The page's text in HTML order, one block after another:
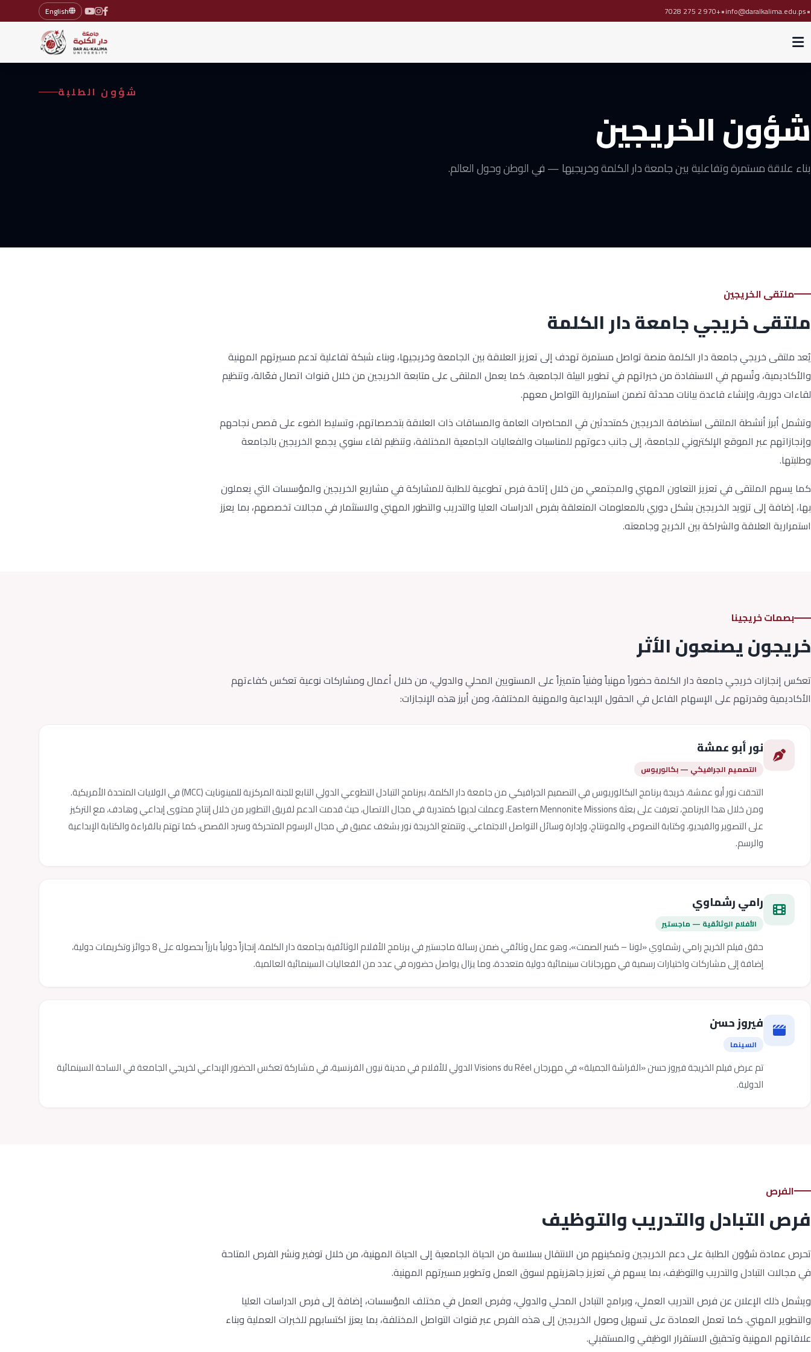
•
info@daralkalima.edu.ps
•
+970 2 275 7028
English
شؤون الطلبة
شؤون الخريجين
بناء علاقة مستمرة وتفاعلية بين جامعة دار الكلمة وخريجيها — في الوطن وحول العالم.
ملتقى الخريجين
ملتقى خريجي جامعة دار الكلمة
يُعد ملتقى خريجي جامعة دار الكلمة منصة تواصل مستمرة تهدف إلى تعزيز العلاقة بين الجامعة وخريجيها، وبناء شبكة تفاعلية تدعم مسيرتهم المهنية
والأكاديمية، وتُسهم في الاستفادة من خبراتهم في تطوير البيئة الجامعية. كما يعمل الملتقى على متابعة الخريجين من خلال قنوات اتصال فعّالة، وتنظيم
لقاءات دورية، وإنشاء قاعدة بيانات محدثة تضمن استمرارية التواصل معهم.
وتشمل أبرز أنشطة الملتقى استضافة الخريجين كمتحدثين في المحاضرات العامة والمساقات ذات العلاقة بتخصصاتهم، وتسليط الضوء على قصص نجاحهم
وإنجازاتهم عبر الموقع الإلكتروني للجامعة، إلى جانب دعوتهم للمناسبات والفعاليات الجامعية المختلفة، وتنظيم لقاء سنوي يجمع الخريجين بالجامعة
وطلبتها.
كما يسهم الملتقى في تعزيز التعاون المهني والمجتمعي من خلال إتاحة فرص تطوعية للطلبة للمشاركة في مشاريع الخريجين والمؤسسات التي يعملون
بها، إضافة إلى تزويد الخريجين بشكل دوري بالمعلومات المتعلقة بفرص الدراسات العليا والتدريب والتطور المهني والاستثمار في مجالات تخصصهم، بما يعزز
استمرارية العلاقة والشراكة بين الخريج وجامعته.
بصمات خريجينا
خريجون يصنعون الأثر
تعكس إنجازات خريجي جامعة دار الكلمة حضوراً مهنياً وفنياً متميزاً على المستويين المحلي والدولي، من خلال أعمال ومشاركات نوعية تعكس كفاءتهم
الأكاديمية وقدرتهم على الإسهام الفاعل في الحقول الإبداعية والمهنية المختلفة، ومن أبرز هذه الإنجازات:
نور أبو عمشة
التصميم الجرافيكي — بكالوريوس
التحقت نور أبو عمشة، خريجة برنامج البكالوريوس في التصميم الجرافيكي من جامعة دار الكلمة، ببرنامج التبادل التطوعي الدولي التابع للجنة المركزية للمينونايت (MCC) في الولايات المتحدة الأمريكية.
ومن خلال هذا البرنامج، تعرفت على بعثة Eastern Mennonite Missions، وعملت لديها كمتدربة في مجال الاتصال، حيث قدمت الدعم لفريق التطوير من خلال إنتاج محتوى إبداعي وهادف، مع التركيز
على التصوير والفيديو، وكتابة النصوص، والمونتاج، وإدارة وسائل التواصل الاجتماعي. وتتمتع الخريجة نور بشغف عميق في مجال الرسوم المتحركة وسرد القصص، كما تهتم بالقراءة والكتابة الإبداعية
والرسم.
رامي رشماوي
الأفلام الوثائقية — ماجستير
حقق فيلم الخريج رامي رشماوي «لونا – كسر الصمت»، وهو عمل وثائقي ضمن رسالة ماجستير في برنامج الأفلام الوثائقية بجامعة دار الكلمة، إنجازاً دولياً بارزاً بحصوله على 8 جوائز وتكريمات دولية،
إضافة إلى مشاركات واختيارات رسمية في مهرجانات سينمائية دولية متعددة، وما يزال يواصل حضوره في عدد من الفعاليات السينمائية العالمية.
فيروز حسن
السينما
تم عرض فيلم الخريجة فيروز حسن «الفراشة الجميلة» في مهرجان Visions du Réel الدولي للأفلام في مدينة نيون الفرنسية، في مشاركة تعكس الحضور الإبداعي لخريجي الجامعة في الساحة السينمائية
الدولية.
الفرص
فرص التبادل والتدريب والتوظيف
تحرص عمادة شؤون الطلبة على دعم الخريجين وتمكينهم من الانتقال بسلاسة من الحياة الجامعية إلى الحياة المهنية، من خلال توفير ونشر الفرص المتاحة
في مجالات التبادل والتدريب والتوظيف، بما يسهم في تعزيز جاهزيتهم لسوق العمل وتطوير مسيرتهم المهنية.
ويشمل ذلك الإعلان عن فرص التدريب العملي، وبرامج التبادل المحلي والدولي، وفرص العمل في مختلف المؤسسات، إضافة إلى فرص الدراسات العليا
والتطوير المهني. كما تعمل العمادة على تسهيل وصول الخريجين إلى هذه الفرص عبر قنوات التواصل المختلفة، بما يعزز اكتسابهم للخبرات العملية وبناء
علاقاتهم المهنية وتحقيق الاستقرار الوظيفي والمستقبلي.